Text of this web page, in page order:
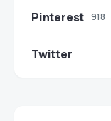
Pinterest 918
Twitter